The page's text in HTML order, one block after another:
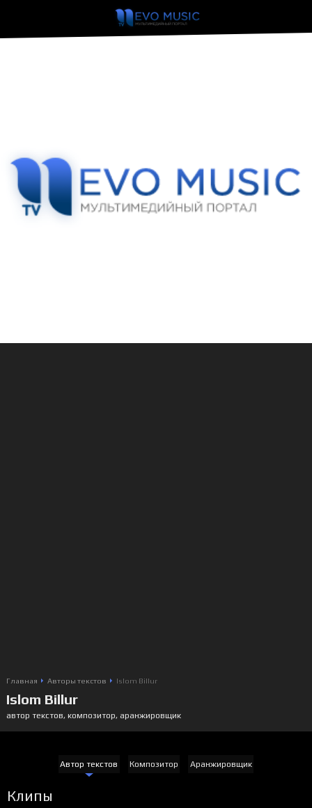
Главная Авторы текстов Islom Billur
Islom Billur
автор текстов, композитор, аранжировщик
Автор текстов Композитор Аранжировщик
Клипы